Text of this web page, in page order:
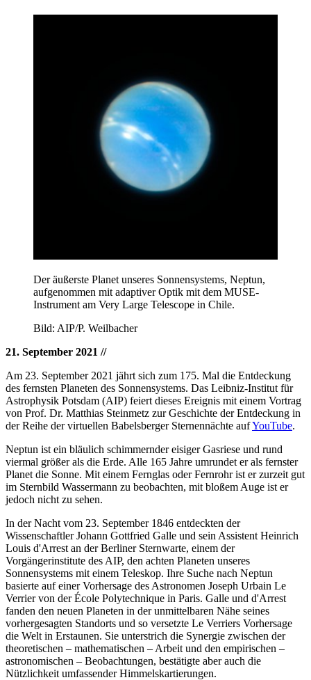
Der äußerste Planet unseres Sonnensystems, Neptun,
aufgenommen mit adaptiver Optik mit dem MUSE-
Instrument am Very Large Telescope in Chile.
Bild: AIP/P. Weilbacher
21. September 2021 //
Am 23. September 2021 jährt sich zum 175. Mal die Entdeckung
des fernsten Planeten des Sonnensystems. Das Leibniz-Institut für
Astrophysik Potsdam (AIP) feiert dieses Ereignis mit einem Vortrag
von Prof. Dr. Matthias Steinmetz zur Geschichte der Entdeckung in
der Reihe der virtuellen Babelsberger Sternennächte aufYouTube.
Neptun ist ein bläulich schimmernder eisiger Gasriese und rund
viermal größer als die Erde. Alle 165 Jahre umrundet er als fernster
Planet die Sonne. Mit einem Fernglas oder Fernrohr ist er zurzeit gut
im Sternbild Wassermann zu beobachten, mit bloßem Auge ist er
jedoch nicht zu sehen.
In der Nacht vom 23. September 1846 entdeckten der
Wissenschaftler Johann Gottfried Galle und sein Assistent Heinrich
Louis d'Arrest an der Berliner Sternwarte, einem der
Vorgängerinstitute des AIP, den achten Planeten unseres
Sonnensystems mit einem Teleskop. Ihre Suche nach Neptun
basierte auf einer Vorhersage des Astronomen Joseph Urbain Le
Verrier von der École Polytechnique in Paris. Galle und d'Arrest
fanden den neuen Planeten in der unmittelbaren Nähe seines
vorhergesagten Standorts und so versetzte Le Verriers Vorhersage
die Welt in Erstaunen. Sie unterstrich die Synergie zwischen der
theoretischen – mathematischen – Arbeit und den empirischen –
astronomischen – Beobachtungen, bestätigte aber auch die
Nützlichkeit umfassender Himmelskartierungen.